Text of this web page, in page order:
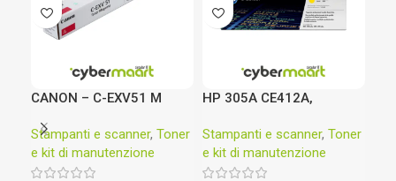
CANON – C-EXV51 M
MANGENTA
imageRUNNER ADVANCE
– 0484C002
Stampanti e scanner, Toner
e kit di manutenzione
HP 305A CE412A,
da 2600 Pagine,
Compatibile con le
Stampanti LaserJet Pro
Stampanti e scanner, Toner
e kit di manutenzione